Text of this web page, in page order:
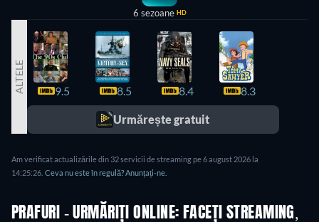
6 sezoane HD
ALTELE 9.5 8.5 8.4 8.3
Urmărește gratuit
Am verificat actualizările din 32 servicii de streaming pe 6 august 2026 la
14:25:26. Ceva nu este în regulă? Anunțați-ne.
PRAFURI - URMĂRIȚI ONLINE: FACEȚI STREAMING,